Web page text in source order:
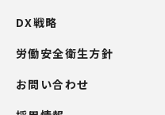
DX戦略
労働安全衛生方針
お問い合わせ